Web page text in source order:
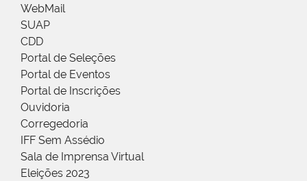
WebMail
SUAP
CDD
Portal de Seleções
Portal de Eventos
Portal de Inscrições
Ouvidoria
Corregedoria
IFF Sem Assédio
Sala de Imprensa Virtual
Eleições 2023